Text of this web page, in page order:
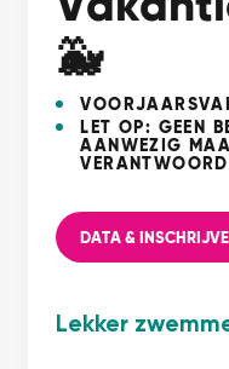
🐳
LET OP: GEEN
AANWEZIG
DATA &
Lekker